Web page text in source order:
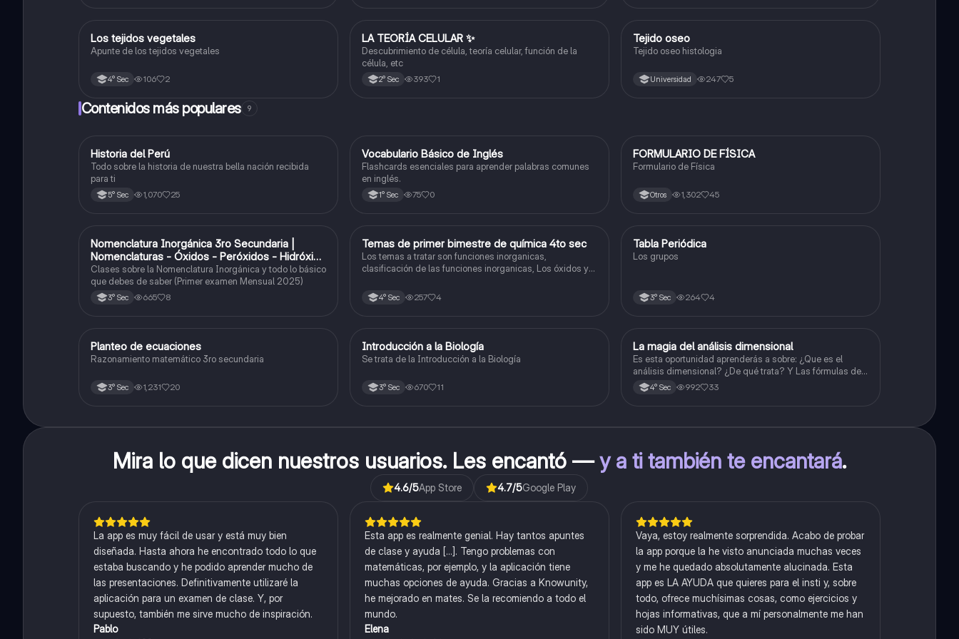
Ciencia y Tecnología
Los tejidos vegetales
Apunte de los tejidos vegetales
4° Sec 106 2
Ciencia y Tecnología
LA TEORÍA CELULAR ✨️
Descubrimiento de célula, teoría celular, función de la
célula, etc
2° Sec 393 1
Ciencia y Tecnología
Tejido oseo
Tejido oseo histologia
Universidad 247 5
Contenidos más populares 9
Ciencias Sociales
Historia del Perú
Todo sobre la historia de nuestra bella nación recibida
para ti
5° Sec 1,070 25
VInglés
Vocabulario Básico de Inglés
Flashcards esenciales para aprender palabras comunes
en inglés.
1° Sec 75 0
Física
FORMULARIO DE FÍSICA
Formulario de Física
Otros 1,302 45
Química
Nomenclatura Inorgánica 3ro Secundaria |
Nomenclaturas - Óxidos - Peróxidos - Hidróxido
o Bases
Clases sobre la Nomenclatura Inorgánica y todo lo básico
que debes de saber (Primer examen Mensual 2025)
3° Sec 665 8
Química
Temas de primer bimestre de química 4to sec
Los temas a tratar son funciones inorganicas,
clasificación de las funciones inorganicas, Los óxidos y
4° Sec 257 4
Química
Tabla Periódica
Los grupos
3° Sec 264 4
Matemáticas
Planteo de ecuaciones
Razonamiento matemático 3ro secundaria
3° Sec 1,231 20
Biología
Introducción a la Biología
Se trata de la Introducción a la Biología
3° Sec 670 11
Física
La magia del análisis dimensional
Es esta oportunidad aprenderás a sobre: ¿Que es el
análisis dimensional? ¿De qué trata? Y Las fórmulas de
las magnitudes fundamentales y derivadas.
4° Sec 992 33
Mira lo que dicen nuestros usuarios. Les encantó —y a ti también te encantará.
4.6/5App Store 4.7/5Google Play
La app es muy fácil de usar y está muy bien
diseñada. Hasta ahora he encontrado todo lo que
estaba buscando y he podido aprender mucho de
las presentaciones. Definitivamente utilizaré la
aplicación para un examen de clase. Y, por
supuesto, también me sirve mucho de inspiración.
Pablo
Esta app es realmente genial. Hay tantos apuntes
de clase y ayuda [...]. Tengo problemas con
matemáticas, por ejemplo, y la aplicación tiene
muchas opciones de ayuda. Gracias a Knowunity,
he mejorado en mates. Se la recomiendo a todo el
mundo.
Elena
Vaya, estoy realmente sorprendida. Acabo de probar
la app porque la he visto anunciada muchas veces
y me he quedado absolutamente alucinada. Esta
app es LA AYUDA que quieres para el insti y, sobre
todo, ofrece muchísimas cosas, como ejercicios y
hojas informativas, que a mí personalmente me han
sido MUY útiles.